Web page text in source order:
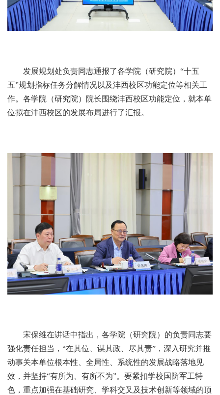
发展规划处负责同志通报了各学院（研究院）“十五
五”规划指标任务分解情况以及沣西校区功能定位等相关工
作。各学院（研究院）院长围绕沣西校区功能定位，就本单
位拟在沣西校区的发展布局进行了汇报。
宋保维在讲话中指出，各学院（研究院）的负责同志要
强化责任担当，“在其位、谋其政、尽其责”，深入研究并推
动事关本单位根本性、全局性、系统性的发展战略落地见
效，并坚持“有所为、有所不为”。要紧扣学校国防军工特
色，重点加强在基础研究、学科交叉及技术创新等领域的顶